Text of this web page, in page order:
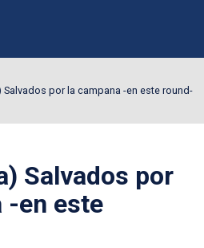
Salvados por la campana -en este round-
Salvados por
-en este